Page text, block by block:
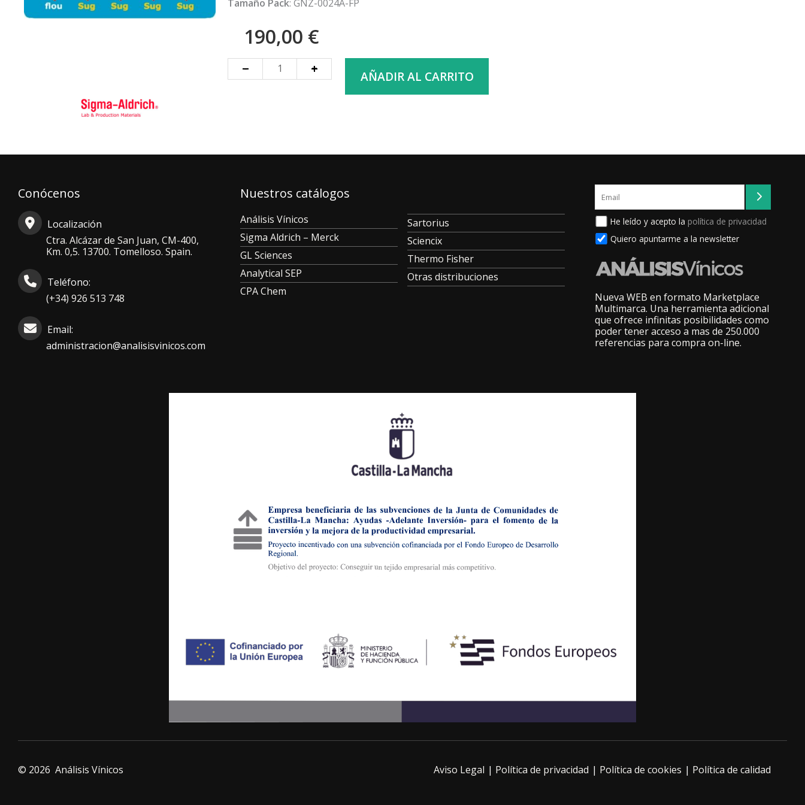
Tamaño Pack: GNZ-0024A-FP
190,00 €
-
Galβ-
+ AÑADIR AL CARRITO
Conócenos
Localización
Ctra. Alcázar de San Juan, CM-400,
Km. 0,5. 13700. Tomelloso. Spain.
Teléfono:
(+34) 926 513 748
Email:
administracion@analisisvinicos.com
Nuestros catálogos
Análisis Vínicos
Sigma Aldrich – Merck
GL Sciences
Analytical SEP
CPA Chem
Sartorius
Sciencix
Thermo Fisher
Otras distribuciones
He leído y acepto la política de privacidad
Quiero apuntarme a la newsletter
Nueva WEB en formato Marketplace
Multimarca. Una herramienta adicional
que ofrece infinitas posibilidades como
poder tener acceso a mas de 250.000
referencias para compra on-line.
© 2026 Análisis Vínicos Aviso Legal Política de privacidad Política de cookies Política de calidad